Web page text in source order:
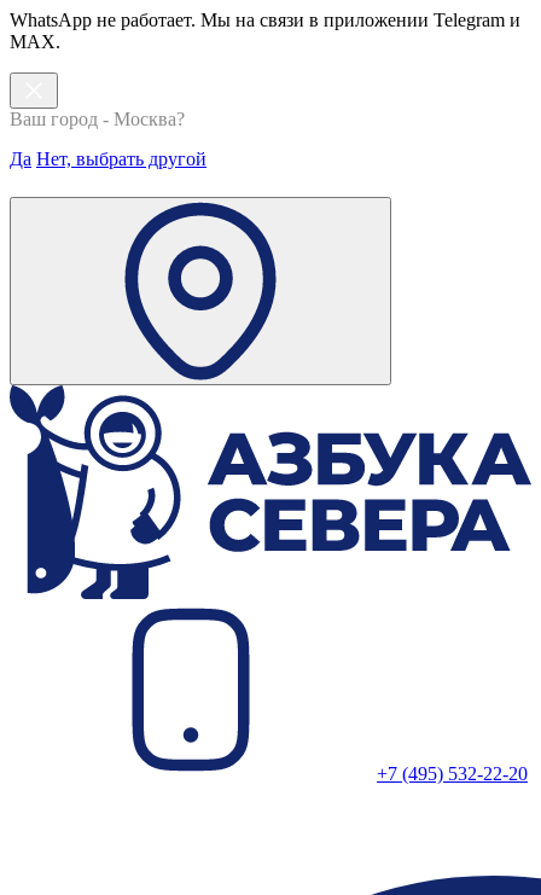
WhatsApp не работает. Мы на связи в приложении Telegram и
MAX.
Ваш город - Москва?
Да Нет, выбрать другой
+7 (495) 532-22-20